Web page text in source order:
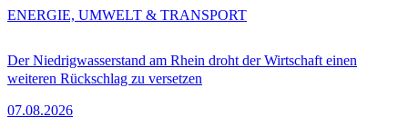
Der Niedrigwasserstand am Rhein droht der Wirtschaft einen
weiteren Rückschlag zu versetzen
07.08.2026
ENERGIE, UMWELT & TRANSPORT